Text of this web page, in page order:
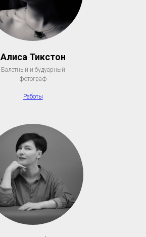
Алиса Тикстон
Балетный и будуарный
фотограф
Работы